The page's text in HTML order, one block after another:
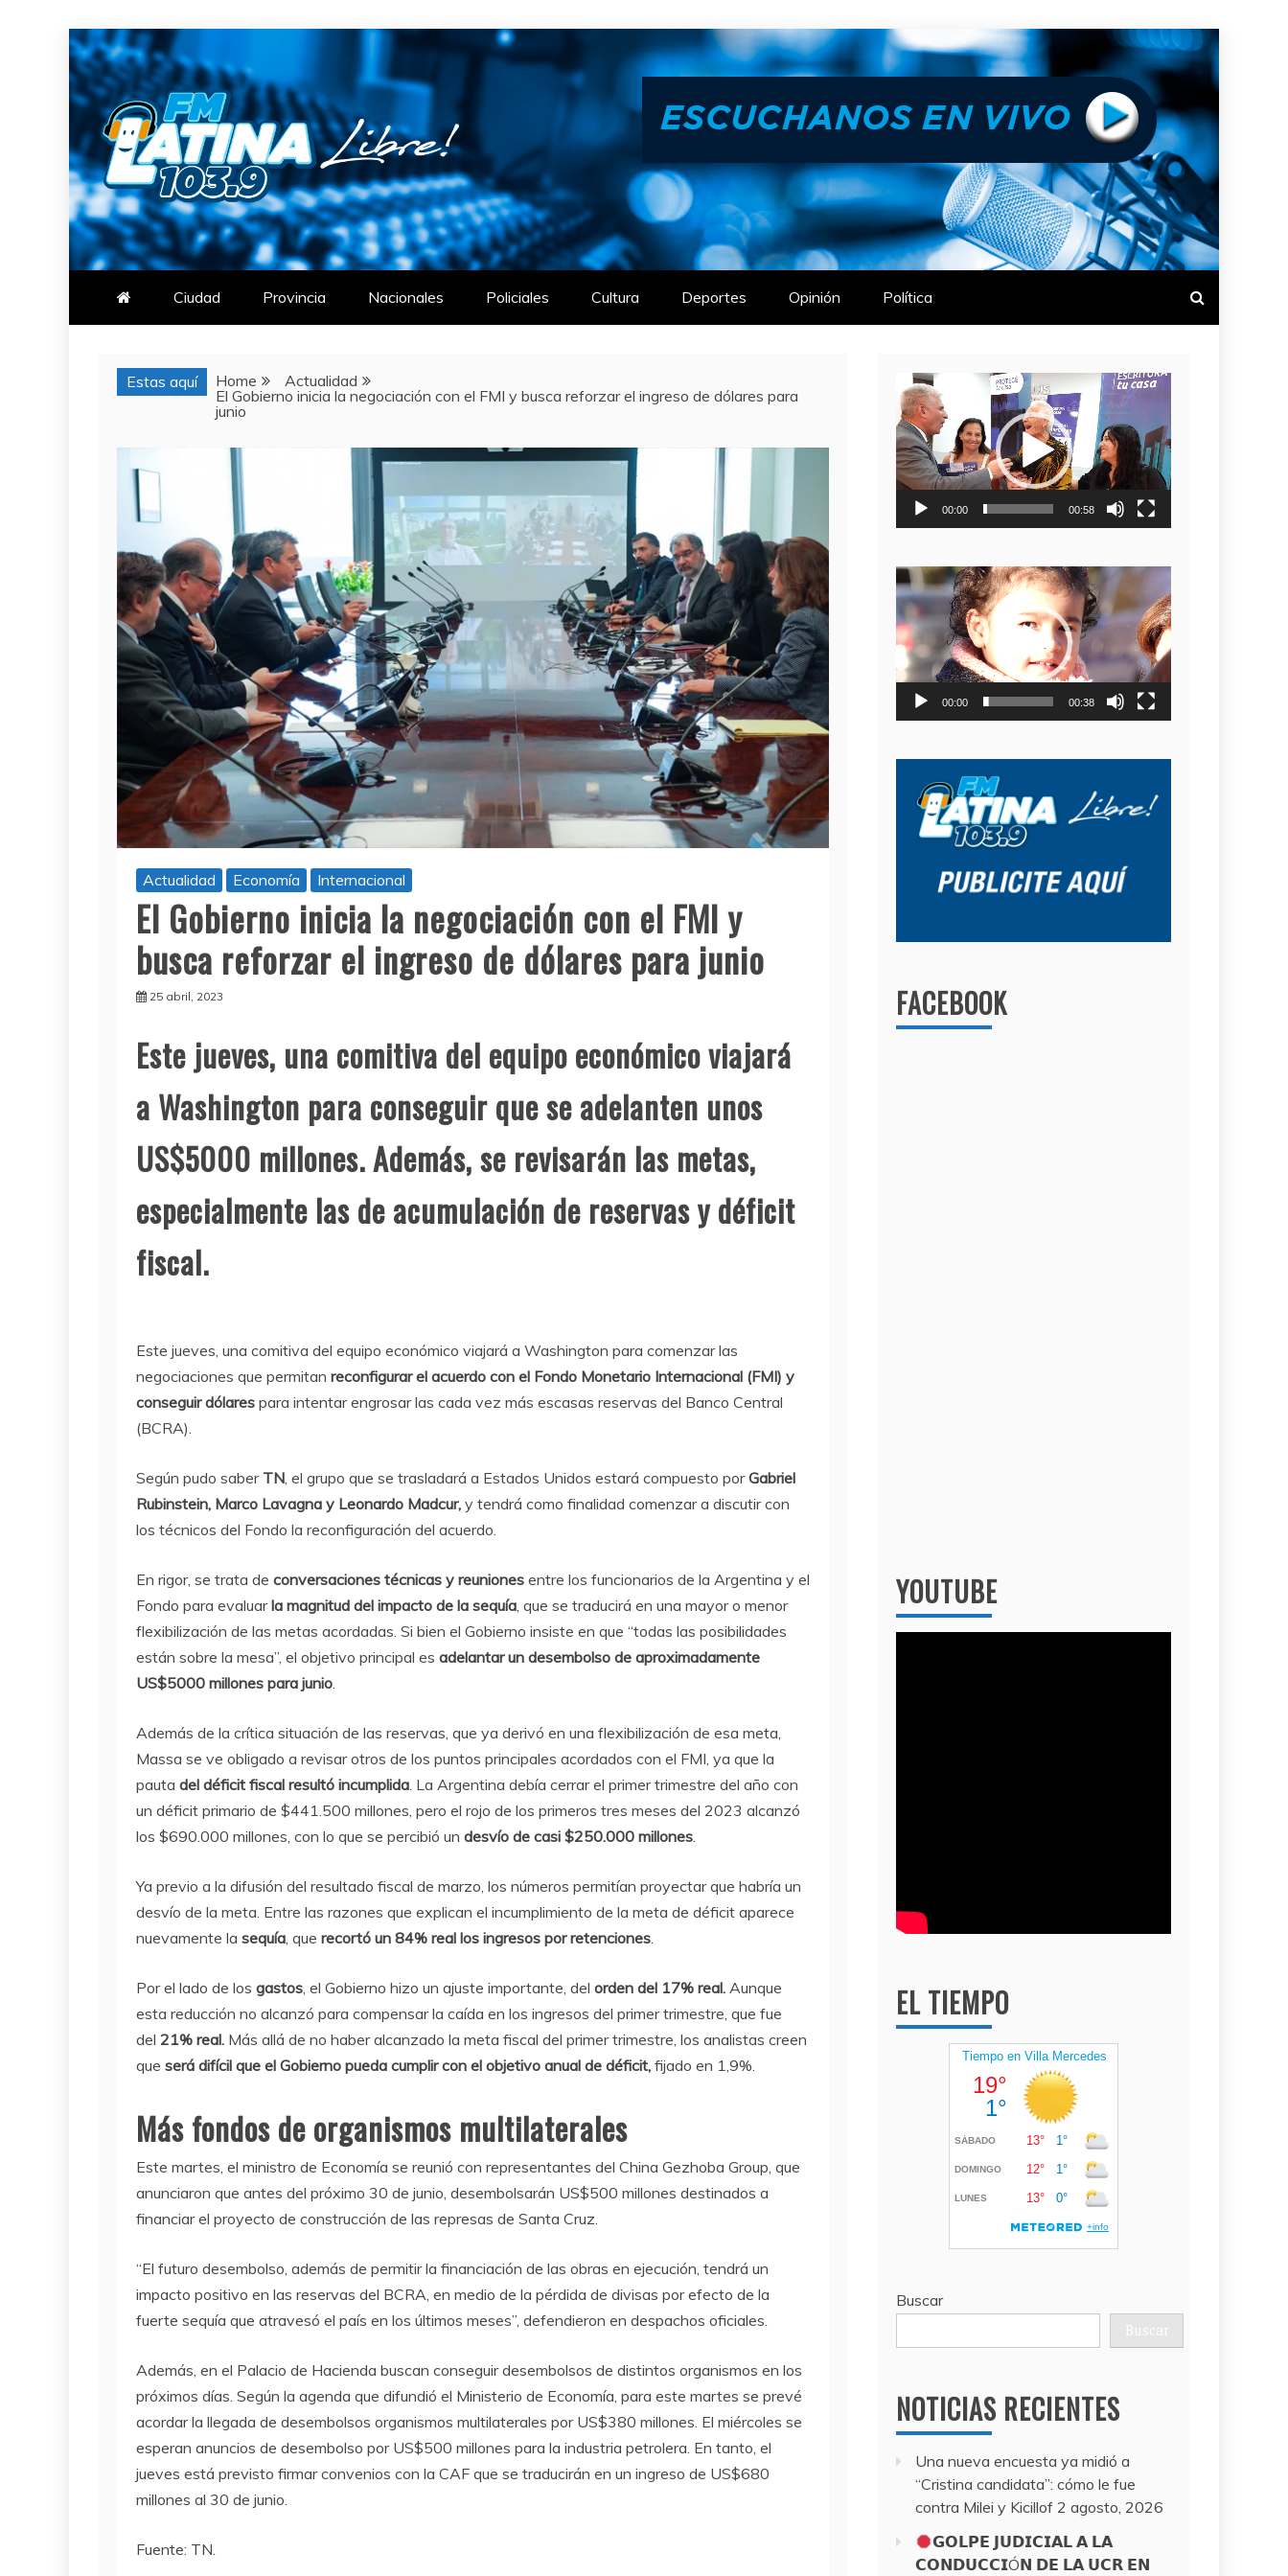
Skip
to
content
FM LATINA
NOTICIAS
Ciudad Provincia Nacionales Policiales Cultura Deportes Opinión Política
Estas aquí Home
Actualidad
El Gobierno inicia la negociación con el FMI y busca reforzar el ingreso de dólares para
junio
Actualidad Economía Internacional
El Gobierno inicia la negociación con el FMI y
busca reforzar el ingreso de dólares para junio
25 abril, 2023
Este jueves, una comitiva del equipo económico viajará
a Washington para conseguir que se adelanten unos
US$5000 millones. Además, se revisarán las metas,
especialmente las de acumulación de reservas y déficit
fiscal.
Este jueves, una comitiva del equipo económico viajará a Washington para comenzar las
negociaciones que permitan reconfigurar el acuerdo con el Fondo Monetario Internacional (FMI) y
conseguir dólares para intentar engrosar las cada vez más escasas reservas del Banco Central
(BCRA).
Según pudo saber TN, el grupo que se trasladará a Estados Unidos estará compuesto porGabriel
Rubinstein, Marco Lavagna y Leonardo Madcur, y tendrá como finalidad comenzar a discutir con
los técnicos del Fondo la reconfiguración del acuerdo.
En rigor, se trata de conversaciones técnicas y reuniones entre los funcionarios de la Argentina y el
Fondo para evaluarla magnitud del impacto de la sequía, que se traducirá en una mayor o menor
flexibilización de las metas acordadas. Si bien el Gobierno insiste en que “todas las posibilidades
están sobre la mesa”, el objetivo principal es adelantar un desembolso de aproximadamente
US$5000 millones para junio.
Además de la crítica situación de las reservas, que ya derivó en una flexibilización de esa meta,
Massa se ve obligado a revisar otros de los puntos principales acordados con el FMI, ya que la
pauta del déficit fiscal resultó incumplida. La Argentina debía cerrar el primer trimestre del año con
un déficit primario de $441.500 millones, pero el rojo de los primeros tres meses del 2023 alcanzó
los $690.000 millones, con lo que se percibió un desvío de casi $250.000 millones.
Ya previo a la difusión del resultado fiscal de marzo, los números permitían proyectar que habría un
desvío de la meta. Entre las razones que explican el incumplimiento de la meta de déficit aparece
nuevamente la sequía, que recortó un 84% real los ingresos por retenciones.
Por el lado de los gastos, el Gobierno hizo un ajuste importante, del orden del 17% real. Aunque
esta reducción no alcanzó para compensar la caída en los ingresos del primer trimestre, que fue
del 21% real. Más allá de no haber alcanzado la meta fiscal del primer trimestre, los analistas creen
que será difícil que el Gobierno pueda cumplir con el objetivo anual de déficit, fijado en 1,9%.
Más fondos de organismos multilaterales
Este martes, el ministro de Economía se reunió con representantes del China Gezhoba Group, que
anunciaron que antes del próximo 30 de junio, desembolsarán US$500 millones destinados a
financiar el proyecto de construcción de las represas de Santa Cruz.
“El futuro desembolso, además de permitir la financiación de las obras en ejecución, tendrá un
impacto positivo en las reservas del BCRA, en medio de la pérdida de divisas por efecto de la
fuerte sequía que atravesó el país en los últimos meses”, defendieron en despachos oficiales.
Además, en el Palacio de Hacienda buscan conseguir desembolsos de distintos organismos en los
próximos días. Según la agenda que difundió el Ministerio de Economía, para este martes se prevé
acordar la llegada de desembolsos organismos multilaterales por US$380 millones. El miércoles se
esperan anuncios de desembolso por US$500 millones para la industria petrolera. En tanto, el
jueves está previsto firmar convenios con la CAF que se traducirán en un ingreso de US$680
millones al 30 de junio.
Fuente: TN.
Reproductor
de
video
00:00 00:58
Reproductor
de
video
00:00 00:38
FACEBOOK
YOUTUBE
EL TIEMPO
Buscar
Buscar
NOTICIAS RECIENTES
Una nueva encuesta ya midió a
“Cristina candidata”: cómo le fue
contra Milei y Kicillof 2 agosto, 2026
𝗚𝗢𝗟𝗣𝗘 𝗝𝗨𝗗𝗜𝗖𝗜𝗔𝗟 𝗔 𝗟𝗔
𝗖𝗢𝗡𝗗𝗨𝗖𝗖𝗜Ó𝗡 𝗗𝗘 𝗟𝗔 𝗨𝗖𝗥 𝗘𝗡